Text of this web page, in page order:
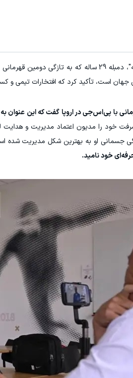
به گزارش "ورزش سه"، دمبله 29 ساله که
جهان است، تأکید کرد که افتخارات تیمی
با پی‌اس‌جی در اروپا گفت که این عنوان
خود را مدیون اعتماد مدیریت و هدایت
جسمانی او به بهترین شکل مدیریت شده
خود نامید.